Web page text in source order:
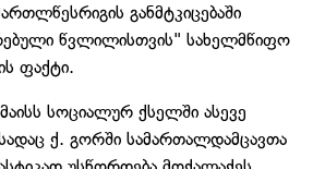
განმტკიცებაში
წვლილისთვის" სახელმწიფო
ფაქტი.
სოციალურ ქსელში ასევე
ქ. გორში სამართალდამცავთა